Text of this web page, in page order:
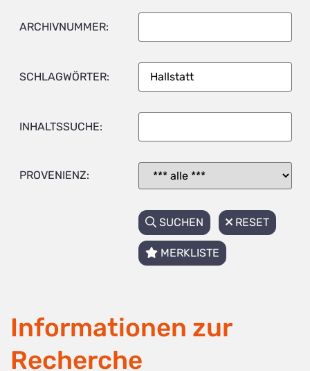
ARCHIVNUMMER:
SCHLAGWÖRTER:
INHALTSSUCHE:
PROVENIENZ:
SUCHEN RESET
MERKLISTE
Informationen zur
Recherche